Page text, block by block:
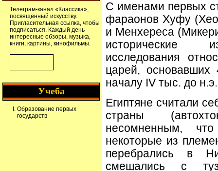
С именами первых
фараонов Хуфу
и Менхереса
исторические
исследования
царей,
началу IV тыс. до н.э.
Египтяне считали
страны
несомненным,
некоторые из
перебрались в
смешались с
Телеграм-канал «Классика»,
посвящённый искусству.
Пригласительная ссылка, чтобы
подписаться. Каждый день
интересные обзоры, музыка,
книги, картины, кинофильмы.
Учеба
Образование первых
государств